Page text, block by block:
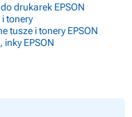
drukarek EPSON
i tonery
tusze i tonery EPSON
EPSON